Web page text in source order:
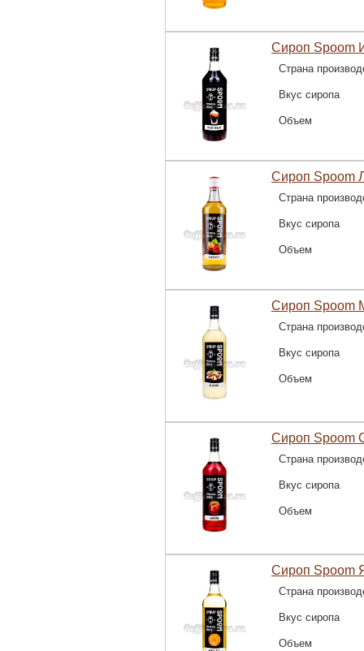
Сироп Spoom
Страна
Вкус сиропа
Объем
Сироп Spoom
Страна
Вкус сиропа
Объем
Сироп Spoom
Страна
Вкус сиропа
Объем
Сироп Spoom
Страна
Вкус сиропа
Объем
Сироп Spoom
Страна
Вкус сиропа
Объем